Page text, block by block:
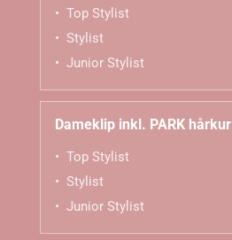
Top Stylist
Stylist
Junior Stylist
Dameklip inkl. PARK hårkur
Top Stylist
Stylist
Junior Stylist